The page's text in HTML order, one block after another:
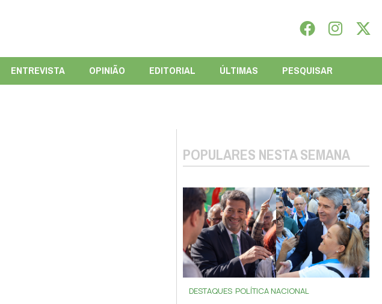
ENTREVISTA OPINIÃO EDITORIAL ÚLTIMAS PESQUISAR
POPULARES NESTA SEMANA
DESTAQUES POLÍTICA NACIONAL